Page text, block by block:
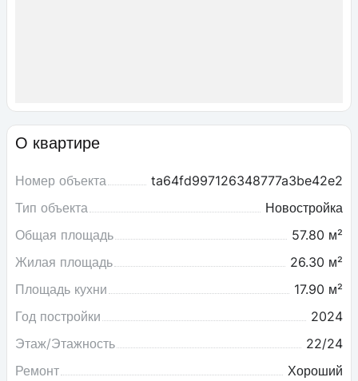
О квартире
Номер объекта
ta64fd997126348777a3be42e2
Тип объекта
Новостройка
Общая площадь
57.80 м²
Жилая площадь
26.30 м²
Площадь кухни
17.90 м²
Год постройки
2024
Этаж/Этажность
22/24
Ремонт
Хороший